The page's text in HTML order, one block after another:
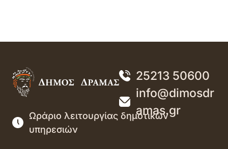
25213 50600
info@dimosdr
amas.gr
Ωράριο λειτουργίας δημοτικών
υπηρεσιών